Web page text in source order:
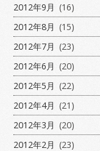
2012年9月 (16)
2012年8月 (15)
2012年7月 (23)
2012年6月 (20)
2012年5月 (22)
2012年4月 (21)
2012年3月 (20)
2012年2月 (23)